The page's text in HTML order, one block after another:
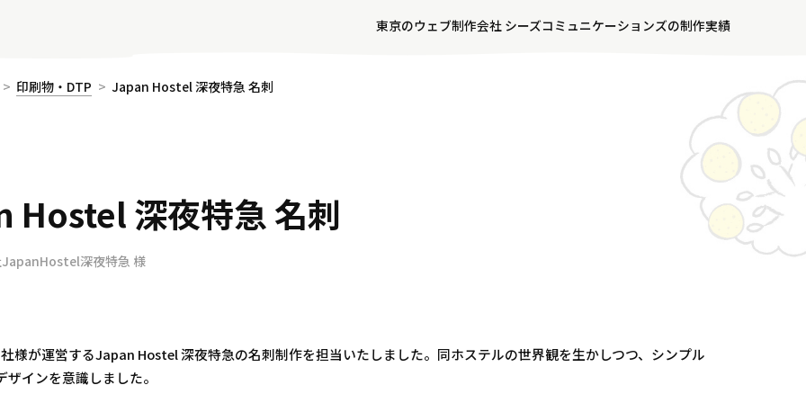
東京のウェブ制作会社 シーズコミュニケーションズの制作実績
印刷物・DTP Japan Hostel 深夜特急 名刺
Hostel 深夜特急 名刺
深夜特急 様
社様が運営するJapan Hostel 深夜特急の名刺制作を担当いたしました。同ホステルの世界観を生かしつつ、シンプル
インを意識しました。